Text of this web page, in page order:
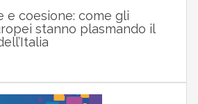
e coesione: come gli
stanno plasmando il